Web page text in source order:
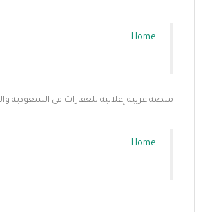
Home
منصة عربية إعلانية للعقارات في السعودية
Home